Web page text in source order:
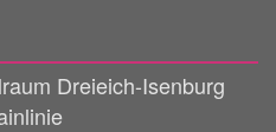
Dreieich-Isenburg